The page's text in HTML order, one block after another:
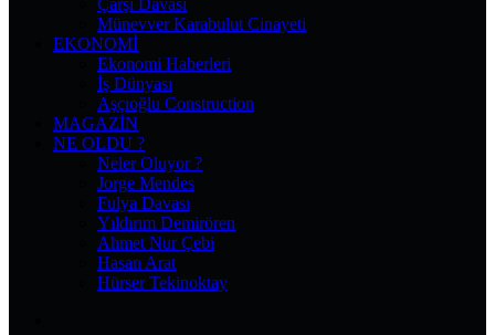
Çarşı Davası
Münevver Karabulut Cinayeti
EKONOMI
Ekonomi Haberleri
İş Dünyası
Aşçıoğlu Construction
MAGAZIN
NE OLDU ?
Neler Oluyor ?
Jorge Mendes
Fulya Davası
Yıldırım Demirören
Ahmet Nur Çebi
Hasan Arat
Hürser Tekinoktay